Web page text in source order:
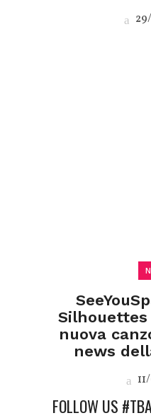
nuova
news
FOLLOW US #TBA